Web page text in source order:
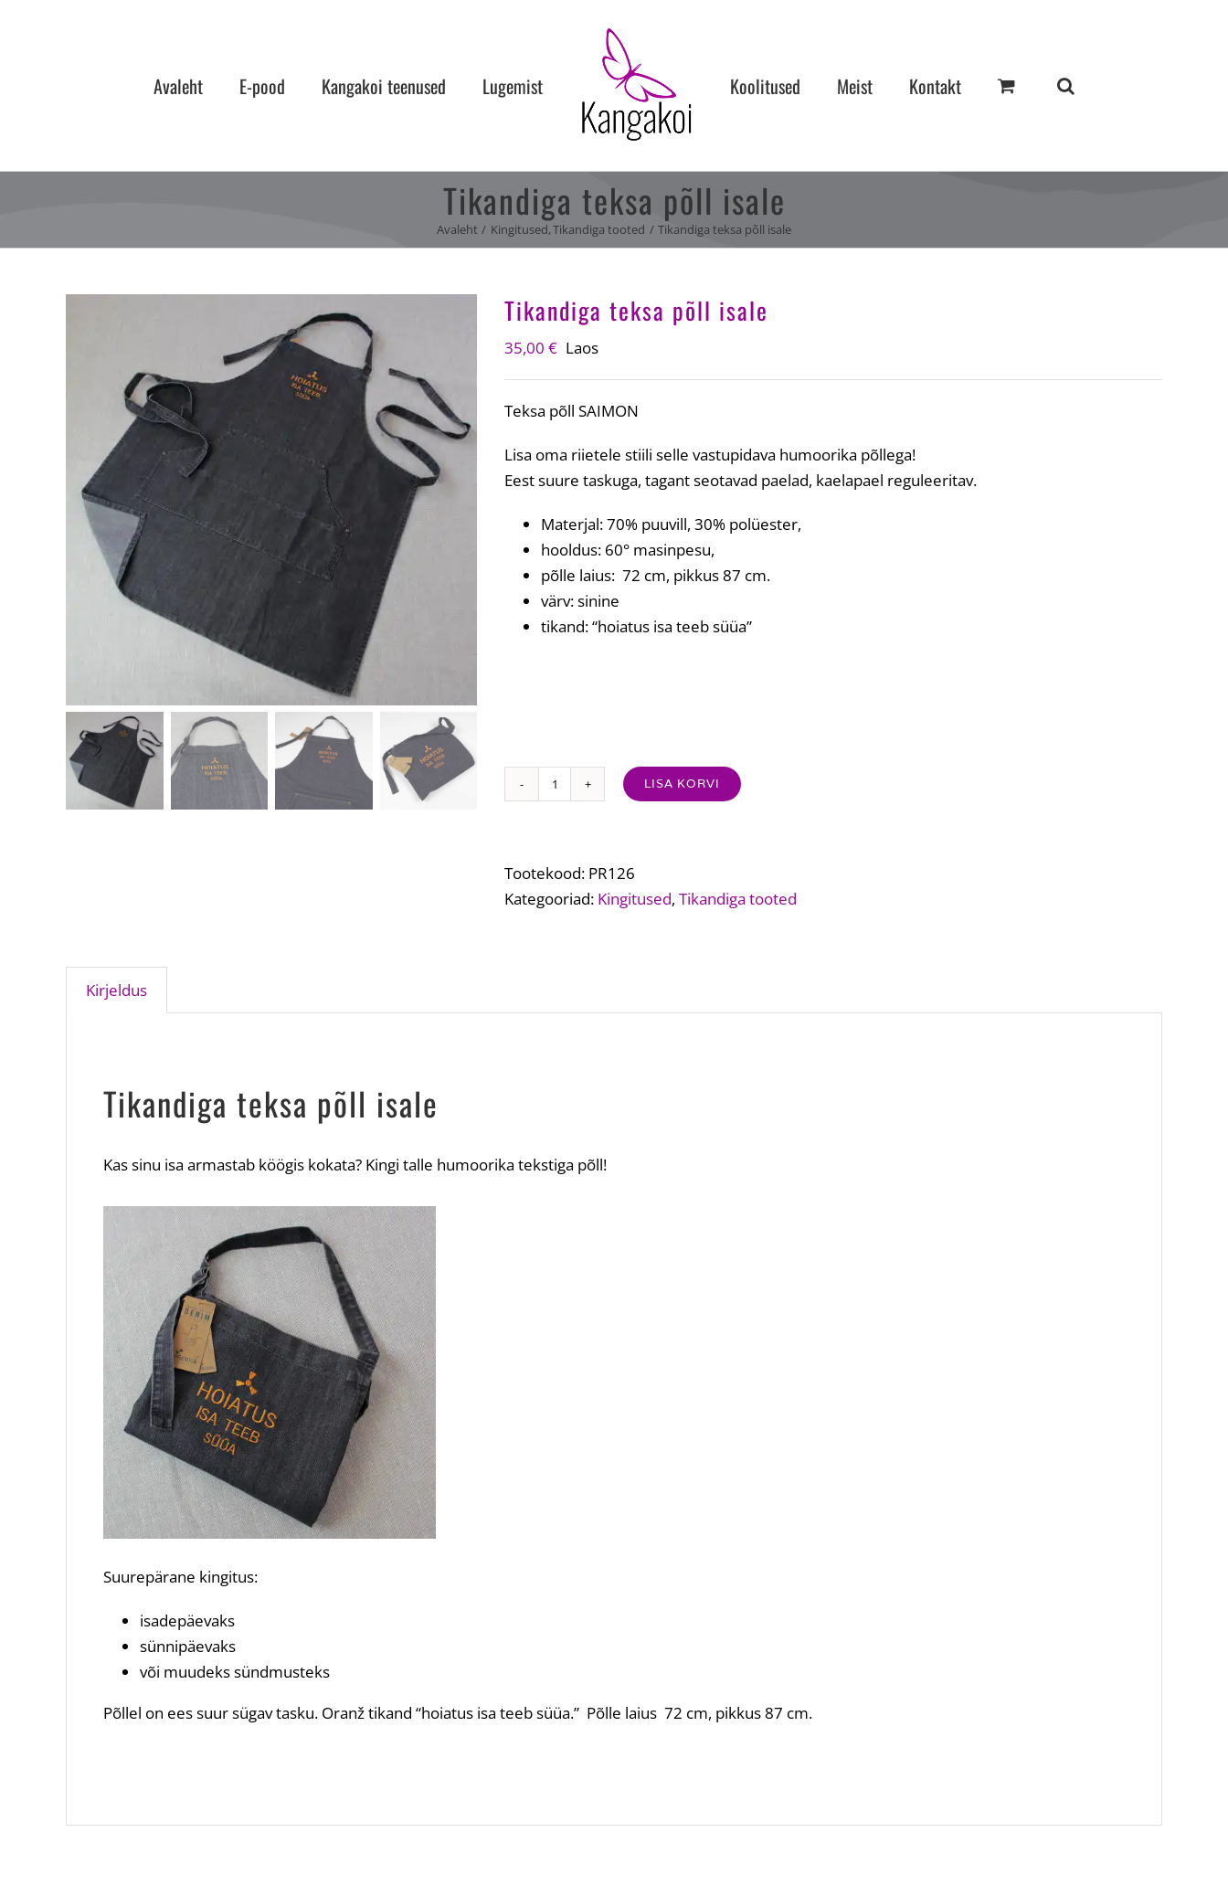
Avaleht E-pood Kangakoi teenused Lugemist Koolitused Meist Kontakt
Tikandiga teksa põll isale
Avaleht Kingitused Tikandiga tooted Tikandiga teksa põll isale
Tikandiga teksa põll isale
35,00 € Laos
Teksa põll SAIMON
Lisa oma riietele stiili selle vastupidava humoorika põllega!
Eest suure taskuga, tagant seotavad paelad, kaelapael reguleeritav.
Materjal: 70% puuvill, 30% polüester,
hooldus: 60° masinpesu,
põlle laius: 72 cm, pikkus 87 cm.
värv: sinine
tikand: “hoiatus isa teeb süüa”
Tikandiga
isale
kogus
LISA KORVI
Tootekood: PR126
Kategooriad: Kingitused, Tikandiga tooted
Kirjeldus
Tikandiga teksa põll isale
Kas sinu isa armastab köögis kokata? Kingi talle humoorika tekstiga põll!
Suurepärane kingitus:
isadepäevaks
sünnipäevaks
või muudeks sündmusteks
Põllel on ees suur sügav tasku. Oranž tikand “hoiatus isa teeb süüa.” Põlle laius 72 cm, pikkus 87 cm.